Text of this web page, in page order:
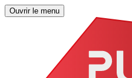
Ouvrir le menu